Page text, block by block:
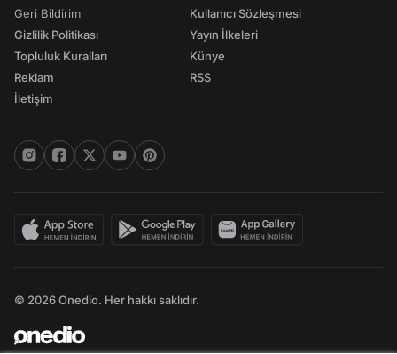
Geri Bildirim
Gizlilik Politikası
Topluluk Kuralları
Reklam
İletişim
Kullanıcı Sözleşmesi
Yayın İlkeleri
Künye
RSS
© 2026 Onedio. Her hakkı saklıdır.